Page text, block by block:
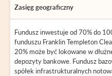
Zasięg geograficzny
Fundusz inwestuje od 70% do
funduszu Franklin Templeton
20% może być lokowane w
depozyty bankowe. Fundusz
spółek infrastrukturalnych